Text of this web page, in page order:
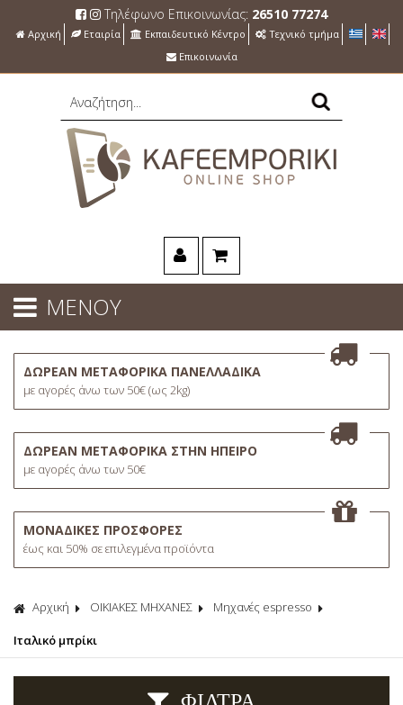
Τηλέφωνο Επικοινωνίας: 26510 77274
Αρχική Εταιρία Εκπαιδευτικό Κέντρο
Τεχνικό τμήμα
Επικοινωνία
ΜΕΝΟΥ
ΔΩΡΕΑΝ ΜΕΤΑΦΟΡΙΚΑ ΠΑΝΕΛΛΑΔΙΚΑ
με αγορές άνω των 50€ (ως 2kg)
ΔΩΡΕΑΝ ΜΕΤΑΦΟΡΙΚΑ ΣΤΗΝ ΗΠΕΙΡΟ
με αγορές άνω των 50€
ΜΟΝΑΔΙΚΕΣ ΠΡΟΣΦΟΡΕΣ
έως και 50% σε επιλεγμένα προϊόντα
Αρχική ΟΙΚΙΑΚΕΣ ΜΗΧΑΝΕΣ Μηχανές espresso
Ιταλικό μπρίκι